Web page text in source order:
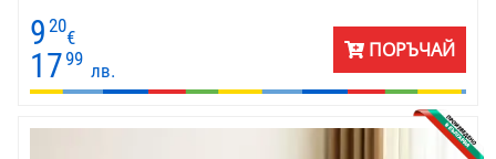
9 20
€
1799
лв.
ПОРЪЧАЙ